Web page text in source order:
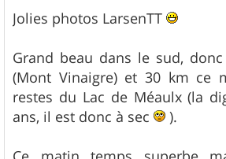
s
s
g
e
Jolies photos LarsenTT
Grand beau dans le sud,
(Mont Vinaigre) et 30 km ce
restes du Lac de Méaulx (la
ans, il est donc à sec
).